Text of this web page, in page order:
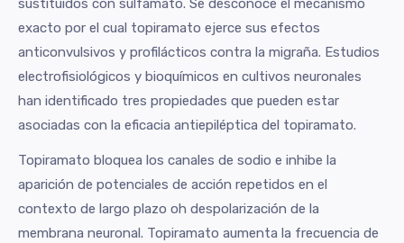
sustituidos con sulfamato. Se desconoce el mecanismo
exacto por el cual topiramato ejerce sus efectos
anticonvulsivos y profilácticos contra la migraña. Estudios
electrofisiológicos y bioquímicos en cultivos neuronales
han identificado tres propiedades que pueden estar
asociadas con la eficacia antiepiléptica del topiramato.
Topiramato bloquea los canales de sodio e inhibe la
aparición de potenciales de acción repetidos en el
contexto de largo plazo oh despolarización de la
membrana neuronal. Topiramato aumenta la frecuencia de